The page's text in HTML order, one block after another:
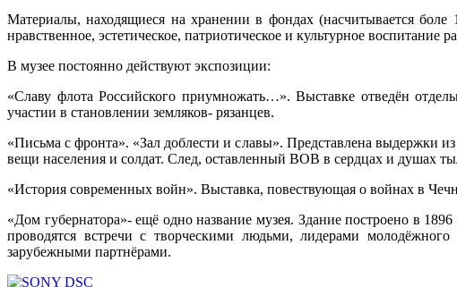
Материалы, находящиеся на хранении в фондах (насчитывается
нравственное, эстетическое, патриотическое и культурное
В музее постоянно действуют экспозиции:
«Славу флота Российского приумножать…». Выставке отведён
участии в становлении земляков- рязанцев.
«Письма с фронта». «Зал доблести и славы». Представлена выдержки
вещи населения и солдат. След, оставленный ВОВ в сердцах и душах
«История современных войн». Выставка, повествующая о войнах в
«Дом губернатора»- ещё одно название музея. Здание построено в
проводятся встречи с творческими людьми, лидерами
зарубежными партнёрами.